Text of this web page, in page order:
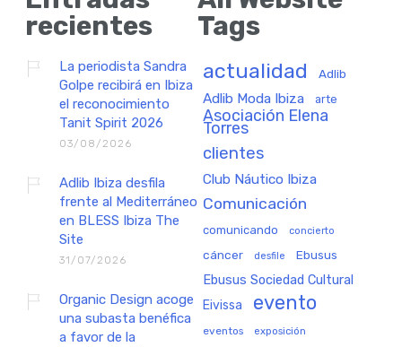
recientes
La periodista Sandra
Golpe recibirá en Ibiza
el reconocimiento
Tanit Spirit 2026
03/08/2026
Adlib Ibiza desfila
frente al Mediterráneo
en BLESS Ibiza The
Site
31/07/2026
Organic Design acoge
una subasta benéfica
a favor de la
Tags
actualidad Adlib
Adlib Moda Ibiza arte
Asociación Elena
Torres
clientes
Club Náutico Ibiza
Comunicación
comunicando concierto
cáncer desfile Ebusus
Ebusus Sociedad Cultural
Eivissa evento
eventos exposición